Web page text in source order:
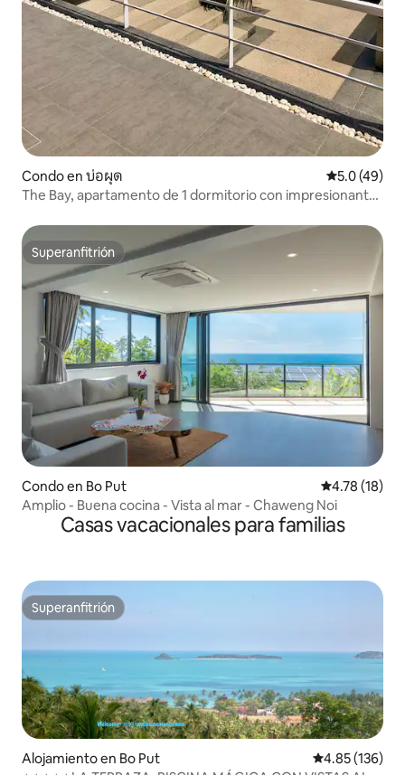
Condo en บ่อผุด Calificación
5.0 (49)
The Bay, apartamento de 1 dormitorio con impresionantes
Superanfitrión
Superanfitrión
Condo en Bo Put Calificación
4.78 (18)
Amplio - Buena cocina - Vista al mar - Chaweng Noi
Casas vacacionales para familias
Superanfitrión
Superanfitrión
Alojamiento en Bo Put Calificación
4.85 (136)